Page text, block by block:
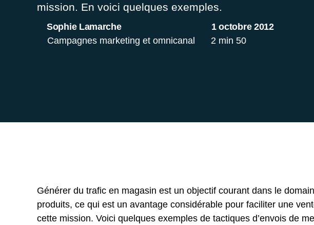
mission. En voici quelques exemples.
Sophie Lamarche
1 octobre 2012
Campagnes marketing et omnicanal
2 min 50
Générer du trafic en magasin est un objectif courant dans le
produits, ce qui est un avantage considérable pour faciliter une
cette mission. Voici quelques exemples de tactiques d’envois de